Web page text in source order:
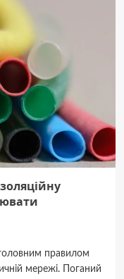
правилом
мережі. Поганий